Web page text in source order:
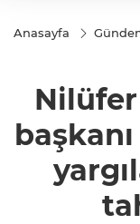
Anasayfa